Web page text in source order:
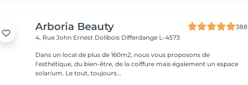
Arboria Beauty
388
4, Rue John Ernest Dolibois Differdange L-4573
Dans un local de plus de 160m2, nous vous proposons de
l'esthétique, du bien-être, de la coiffure mais également un espace
solarium. Le tout, toujours...